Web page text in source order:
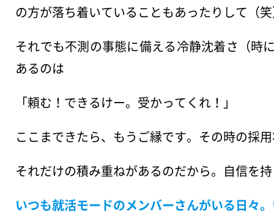
の方が落ち着いていることもあったりして（
それでも不測の事態に備える冷静沈着さ（時
あるのは
「頼む！できるけー。受かってくれ！」
ここまできたら、もうご縁です。その時の採
それだけの積み重ねがあるのだから。自信を
いつも就活モードのメンバーさんがいる日々